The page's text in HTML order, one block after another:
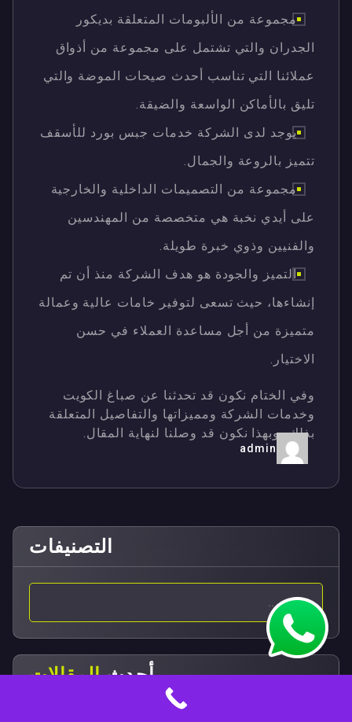
مجموعة من الألبومات المتعلقة بديكور
الجدران والتي تشتمل على مجموعة من أذواق
عملائنا التي تناسب أحدث صيحات الموضة والتي
تليق بالأماكن الواسعة والضيقة.
يوجد لدى الشركة خدمات جبس بورد للأسقف
تتميز بالروعة والجمال.
مجموعة من التصميمات الداخلية والخارجية
على أيدي نخبة هي متخصصة من المهندسين
والفنيين وذوي خبرة طويلة.
التميز والجودة هو هدف الشركة منذ أن تم
إنشاءها، حيث تسعى لتوفير خامات عالية وعمالة
متميزة من أجل مساعدة العملاء في حسن
الاختيار.
وفي الختام نكون قد تحدثنا عن صباغ الكويت
وخدمات الشركة ومميزاتها والتفاصيل المتعلقة
بذلك، وبهذا نكون قد وصلنا لنهاية المقال.
admin
التصنيفات
أحدثالمقالات